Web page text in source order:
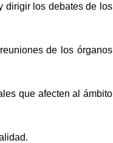
dirigir los debates de los
de los órganos
que afecten al ámbito